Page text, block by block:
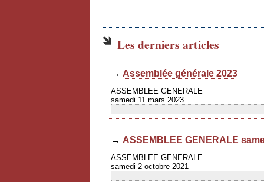
Les derniers articles
→ Assemblée générale 2023
ASSEMBLEE GENERALE
samedi 11 mars 2023
→ ASSEMBLEE GENERALE
ASSEMBLEE GENERALE
samedi 2 octobre 2021